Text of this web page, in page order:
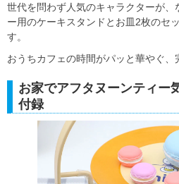
世代を問わず人気のキャラクターが、
ー用のケーキスタンドとお皿2枚のセ
す。
おうちカフェの時間がパッと華やぐ、
お家でアフタヌーンティー
付録